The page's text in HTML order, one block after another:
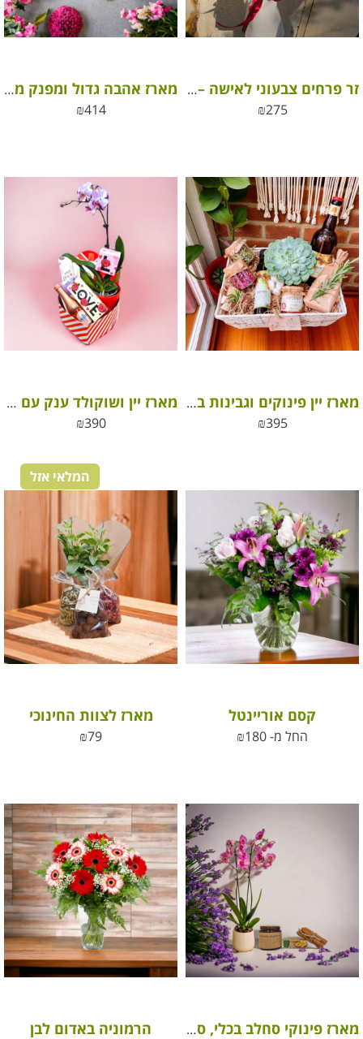
זר פרחים צבעוני לאישה – מתנה מושלמת לכל אירוע
₪275
מארז אהבה גדול ומפנק מבית היוצר פרליני ROY שוקולד
₪414
מארז יין פינוקים וגבינות בוטיק
₪395
מארז יין ושוקולד ענק עם סחלב אהבה משתלם #6
₪390
קסם אוריינטל
החל מ- ₪180
המלאי אזל
מארז לצוות החינוכי
₪79
מארז פינוקי סחלב בכלי, סבון ונר להפחת סטרס
הרמוניה באדום לבן